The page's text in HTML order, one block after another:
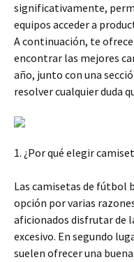
significativamente,
equipos acceder a
A continuación, te
encontrar las mejores
año, junto con una
resolver cualquier duda
1. ¿Por qué elegir
Las camisetas de fútbol
opción por varias
aficionados disfrutar de
excesivo. En segundo
suelen ofrecer una